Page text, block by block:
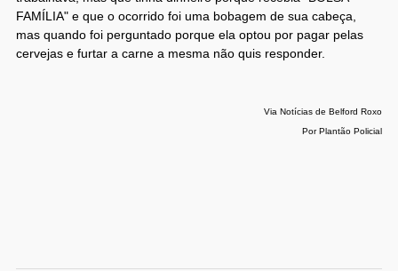
FAMÍLIA" e que o ocorrido foi uma bobagem de sua cabeça,
mas quando foi perguntado porque ela optou por pagar pelas
cervejas e furtar a carne a mesma não quis responder.
Via Notícias de Belford Roxo
Por Plantão Policial